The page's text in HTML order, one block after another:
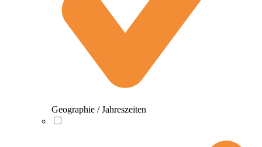
Geographie / Jahreszeiten